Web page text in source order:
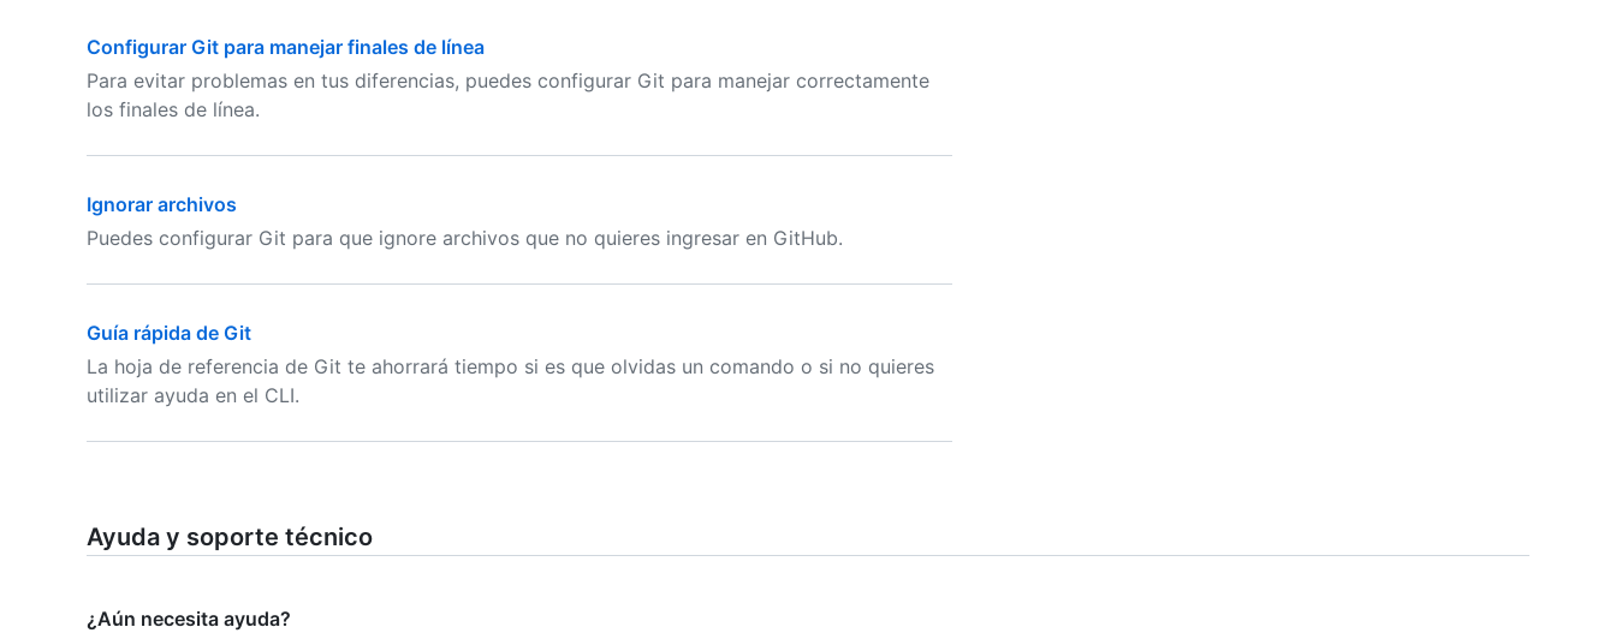
Configurar Git para manejar finales de línea
Para evitar problemas en tus diferencias, puedes configurar Git para manejar correctamente
los finales de línea.
Ignorar archivos
Puedes configurar Git para que ignore archivos que no quieres ingresar en GitHub.
Guía rápida de Git
La hoja de referencia de Git te ahorrará tiempo si es que olvidas un comando o si no quieres
utilizar ayuda en el CLI.
Ayuda y soporte técnico
¿Aún necesita ayuda?